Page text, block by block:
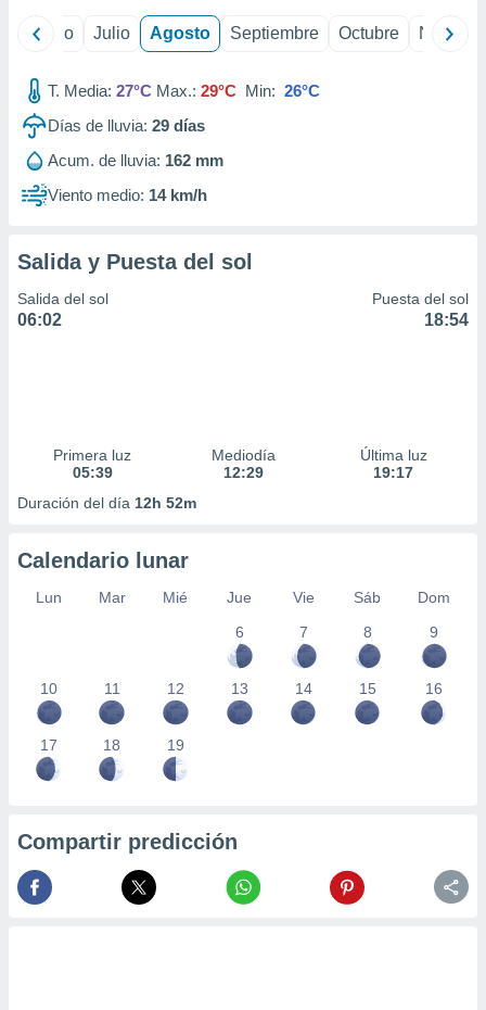
e
mediante
publicidad
de
Junio Julio Agosto Septiembre Octubre
T. Media: 27°C Max.: 29°C Min: 26°C
Días de lluvia: 29 días
Acum. de lluvia: 162 mm
Viento medio: 14 km/h
Salida y Puesta del sol
Salida del sol
06:02
Puesta del sol
18:54
Primera luz
05:39
Mediodía
12:29
Última luz
19:17
Duración del día 12h 52m
Calendario lunar
Lun Mar Mié Jue Vie Sáb
Dom
6
7 8 9
10 11 12 13 14 15 16
17 18 19
Compartir predicción